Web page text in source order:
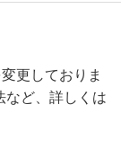
更しておりま
など、詳しくは